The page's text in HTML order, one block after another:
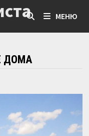
МЕНЮ
ДОМА